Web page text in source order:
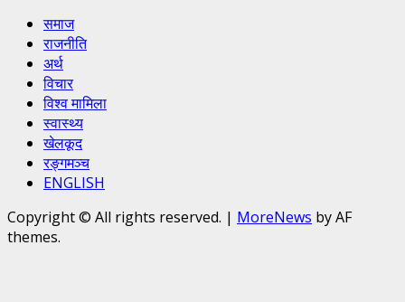
समाज
राजनीति
अर्थ
विचार
विश्व मामिला
स्वास्थ्य
खेलकूद
रङ्गमञ्च
ENGLISH
Copyright © All rights reserved. | MoreNews by AF
themes.